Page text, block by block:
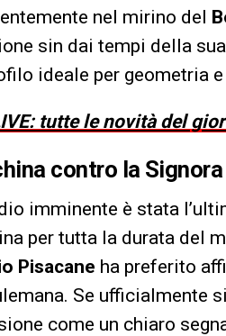
nel mirino del
sin dai tempi della
ideale per geometria
tutte le novità del
contro la Signora
imminente è stata
per tutta la durata del
Pisacane ha preferito
Se ufficialmente
come un chiaro